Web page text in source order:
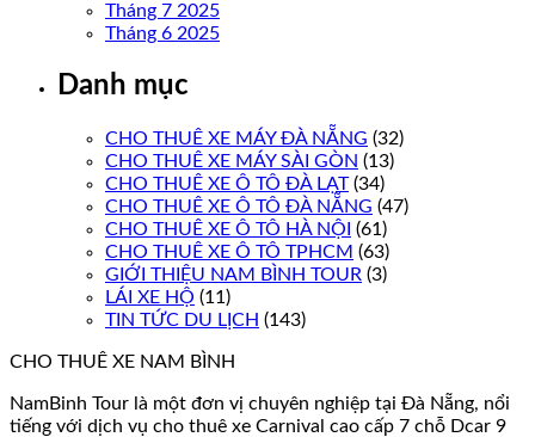
Tháng 7 2025
Tháng 6 2025
Danh mục
CHO THUÊ XE MÁY ĐÀ NẴNG (32)
CHO THUÊ XE MÁY SÀI GÒN (13)
CHO THUÊ XE Ô TÔ ĐÀ LẠT(34)
CHO THUÊ XE Ô TÔ ĐÀ NẴNG (47)
CHO THUÊ XE Ô TÔ HÀ NỘI (61)
CHO THUÊ XE Ô TÔ TPHCM (63)
GIỚI THIỆU NAM BÌNH TOUR (3)
LÁI XE HỘ (11)
TIN TỨC DU LỊCH (143)
CHO THUÊ XE NAM BÌNH
NamBinh Tour là một đơn vị chuyên nghiệp tại Đà Nẵng, nổi
tiếng với dịch vụ cho thuê xe Carnival cao cấp 7 chỗ Dcar 9